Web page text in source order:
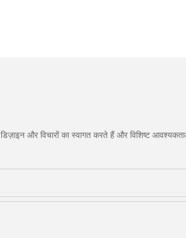
और विचारों का स्वागत करते हैं और विशिष्ट